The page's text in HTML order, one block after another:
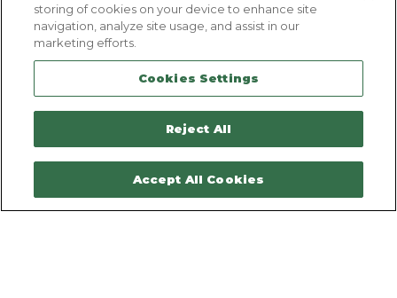
Politique d'utilisation des cookies
Politique de confidentialité
Mentions légales
Plan du site
Contactez-nous
storing of cookies on your device to enhance site
navigation, analyze site usage, and assist in our
marketing efforts.
Cookies Settings
Reject All
Accept All Cookies